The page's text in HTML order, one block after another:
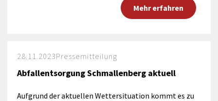
Mehr erfahren
28.11.2023Pressemitteilung
Abfallentsorgung Schmallenberg aktuell
Aufgrund der aktuellen Wettersituation kommt es zu